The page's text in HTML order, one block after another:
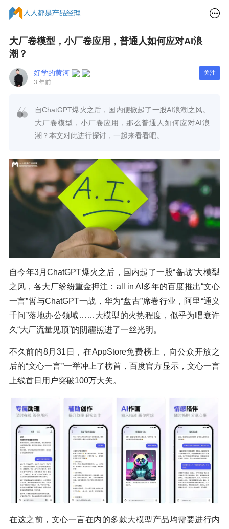
大厂卷模型，小厂卷应用，普通人如何应对AI浪
潮？
好学的黄河
3 年前
关注
自ChatGPT爆火之后，国内便掀起了一股AI浪潮之风。
大厂卷模型，小厂卷应用，那么普通人如何应对AI浪
潮？本文对此进行探讨，一起来看看吧。
自今年3月ChatGPT爆火之后，国内起了一股“备战”大模型
之风，各大厂纷纷重金押注：all in AI多年的百度推出“文心
一言”誓与ChatGPT一战，华为“盘古”席卷行业，阿里“通义
千问”落地办公领域……大模型的火热程度，似乎为唱衰许
久“大厂流量见顶”的阴霾照进了一丝光明。
不久前的8月31日，在AppStore免费榜上，向公众开放之
后的“文心一言”一举冲上了榜首，百度官方显示，文心一言
上线首日用户突破100万大关。
在这之前，文心一言在内的多款大模型产品均需要进行内